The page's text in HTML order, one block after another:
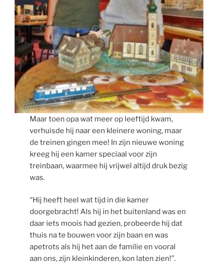
Maar toen opa wat meer op leeftijd kwam,
verhuisde hij naar een kleinere woning, maar
de treinen gingen mee! In zijn nieuwe woning
kreeg hij een kamer speciaal voor zijn
treinbaan, waarmee hij vrijwel altijd druk bezig
was.
“Hij heeft heel wat tijd in die kamer
doorgebracht! Als hij in het buitenland was en
daar iets moois had gezien, probeerde hij dat
thuis na te bouwen voor zijn baan en was
apetrots als hij het aan de familie en vooral
aan ons, zijn kleinkinderen, kon laten zien!”.